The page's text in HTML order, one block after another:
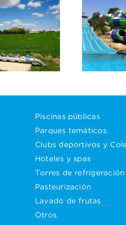
Cambio de arenas
en parque acuático
Piscinas públicas
Parques temáticos
Clubs deportivos y
Hoteles y spas
Torres de refrigeración
Pasteurización
Lavado de frutas
Otros